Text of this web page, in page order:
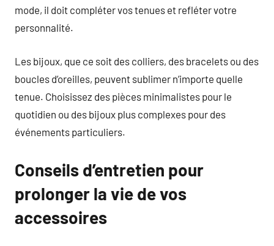
mode, il doit compléter vos tenues et refléter votre
personnalité.
Les bijoux, que ce soit des colliers, des bracelets ou des
boucles d’oreilles, peuvent sublimer n’importe quelle
tenue. Choisissez des pièces minimalistes pour le
quotidien ou des bijoux plus complexes pour des
événements particuliers.
Conseils d’entretien pour
prolonger la vie de vos
accessoires